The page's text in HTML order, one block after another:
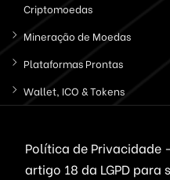
Criptomoedas
Mineração de Moedas
Plataformas Prontas
Wallet, ICO & Tokens
Política de Privacidade
artigo 18 da LGPD para